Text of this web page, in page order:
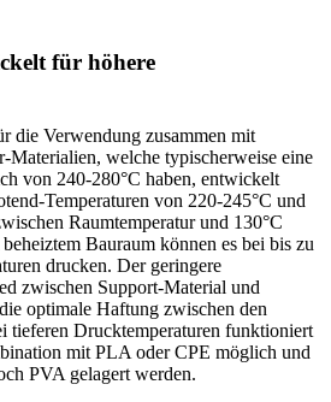
für höhere
die Verwendung zusammen mit
Materialien, welche typischerweise eine
von 240-280°C haben, entwickelt
Temperaturen von 220-245°C und
Raumtemperatur und 130°C
Bauraum können es bei bis zu
drucken. Der geringere
zwischen Support-Material und
optimale Haftung zwischen den
tieferen Drucktemperaturen funktioniert
mit PLA oder CPE möglich und
PVA gelagert werden.